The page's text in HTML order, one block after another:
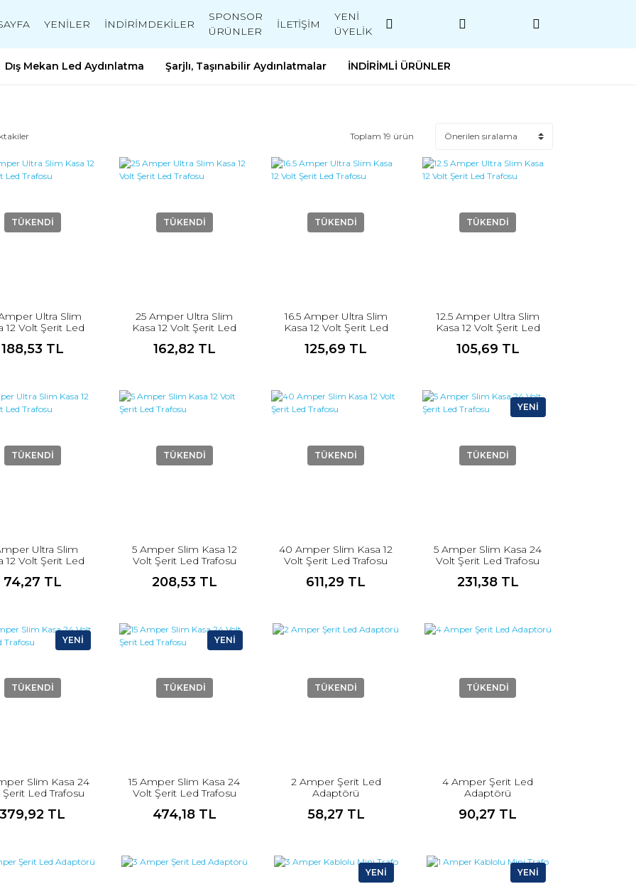
YENİLER İNDİRİMDEKİLER
SPONSOR
ÜRÜNLER
İLETİŞİM
YENİ
ÜYELİK
Dış Mekan Led Aydınlatma Şarjlı, Taşınabilir Aydınlatmalar İNDİRİMLİ ÜRÜNLER
Toplam 19 ürün
TÜKENDİ
Ultra Slim
12 Volt Şerit Led
188,53 TL
TÜKENDİ
25 Amper Ultra Slim
Kasa 12 Volt Şerit Led
162,82 TL
TÜKENDİ
16.5 Amper Ultra Slim
Kasa 12 Volt Şerit Led
125,69 TL
TÜKENDİ
12.5 Amper Ultra Slim
Kasa 12 Volt Şerit Led
105,69 TL
TÜKENDİ
Ultra Slim
12 Volt Şerit Led
74,27 TL
TÜKENDİ
5 Amper Slim Kasa 12
Volt Şerit Led Trafosu
208,53 TL
TÜKENDİ
40 Amper Slim Kasa 12
Volt Şerit Led Trafosu
611,29 TL
YENİ
TÜKENDİ
5 Amper Slim Kasa 24
Volt Şerit Led Trafosu
231,38 TL
YENİ
TÜKENDİ
Slim Kasa 24
Led Trafosu
379,92 TL
YENİ
TÜKENDİ
15 Amper Slim Kasa 24
Volt Şerit Led Trafosu
474,18 TL
TÜKENDİ
2 Amper Şerit Led
Adaptörü
58,27 TL
TÜKENDİ
4 Amper Şerit Led
Adaptörü
90,27 TL
YENİ YENİ